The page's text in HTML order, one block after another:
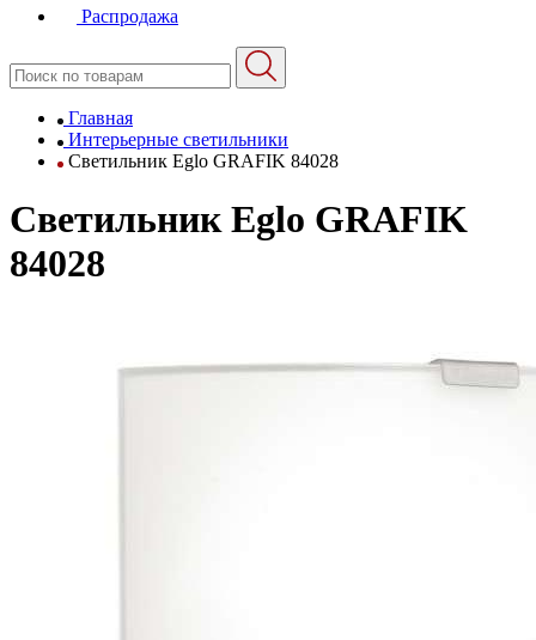
Распродажа
Главная
Интерьерные светильники
Светильник Eglo GRAFIK 84028
Светильник Eglo GRAFIK
84028